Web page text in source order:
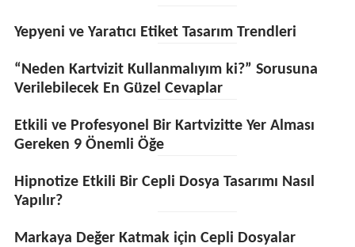
Yepyeni ve Yaratıcı Etiket Tasarım Trendleri
“Neden Kartvizit Kullanmalıyım ki?” Sorusuna
Verilebilecek En Güzel Cevaplar
Etkili ve Profesyonel Bir Kartvizitte Yer Alması
Gereken 9 Önemli Öğe
Hipnotize Etkili Bir Cepli Dosya Tasarımı Nasıl
Yapılır?
Markaya Değer Katmak için Cepli Dosyalar